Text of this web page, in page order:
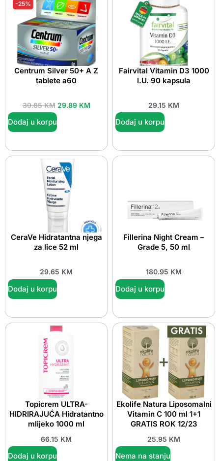
-25%
Centrum Silver 50+ A Z
tablete a60
39.85KM 29.89 KM
Dodaj u korpu
Fairvital Vitamin D3 1000
I.U. 90 kapsula
29.15 KM
Dodaj u korpu
CeraVe Hidratantna njega
za lice 52 ml
29.65 KM
Dodaj u korpu
Fillerina Night Cream –
Grade 5, 50 ml
180.95 KM
Dodaj u korpu
Topicrem ULTRA-
HIDRIRAJUĆA Hidratantno
mlijeko 1000 ml
66.15 KM
Dodaj u korpu
Ekolife Natura Liposomalni
Vitamin C 100 ml 1+1
GRATIS ROK 12/23
25.95 KM
Nema na stanju